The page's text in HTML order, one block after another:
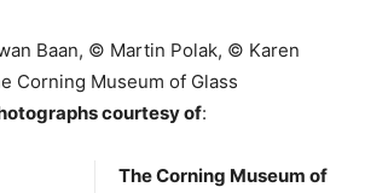
Baan, © Martin Polak, © Karen
Corning Museum of Glass
courtesy of:
The Corning Museum of